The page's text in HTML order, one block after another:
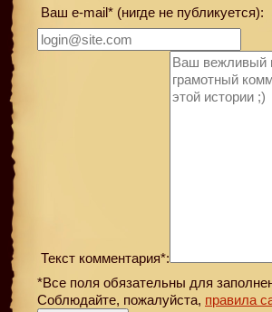
Ваш e-mail* (нигде не публикуется):
Текст комментария*:
*Все поля обязательны для
Соблюдайте, пожалуйста, правила